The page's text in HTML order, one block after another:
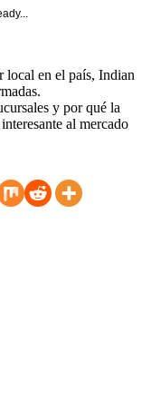
local en el país, Indian
y por qué la
al mercado